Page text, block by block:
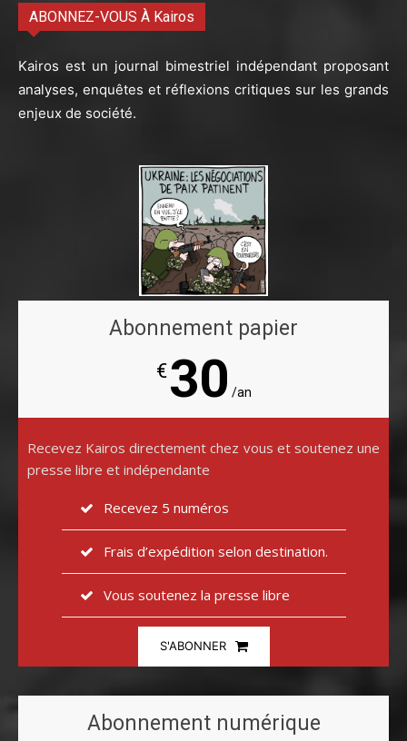
ABONNEZ-VOUS À Kairos
Kairos est un journal bimestriel indépendant proposant
analyses, enquêtes et réflexions critiques sur les grands
enjeux de société.
Abonnement papier
€30 /an
Recevez Kairos directement chez vous et soutenez une
presse libre et indépendante
Recevez 5 numéros
Frais d’expédition selon destination.
Vous soutenez la presse libre
S'ABONNER
Abonnement numérique